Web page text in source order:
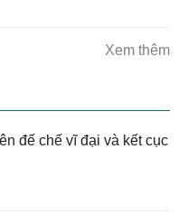
Xem thêm
đế chế vĩ đại và kết cục